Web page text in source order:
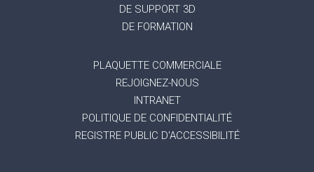
DE SUPPORT 3D
DE FORMATION
PLAQUETTE COMMERCIALE
REJOIGNEZ-NOUS
INTRANET
POLITIQUE DE CONFIDENTIALITÉ
REGISTRE PUBLIC D'ACCESSIBILITÉ